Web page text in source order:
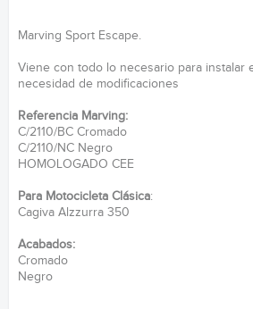
Marving Sport Escape.
Viene con todo lo necesario para instalar
necesidad de modificaciones
Referencia Marving:
C/2110/BC Cromado
C/2110/NC Negro
HOMOLOGADO CEE
Para Motocicleta Clásica:
Cagiva Alzzurra 350
Acabados:
Cromado
Negro